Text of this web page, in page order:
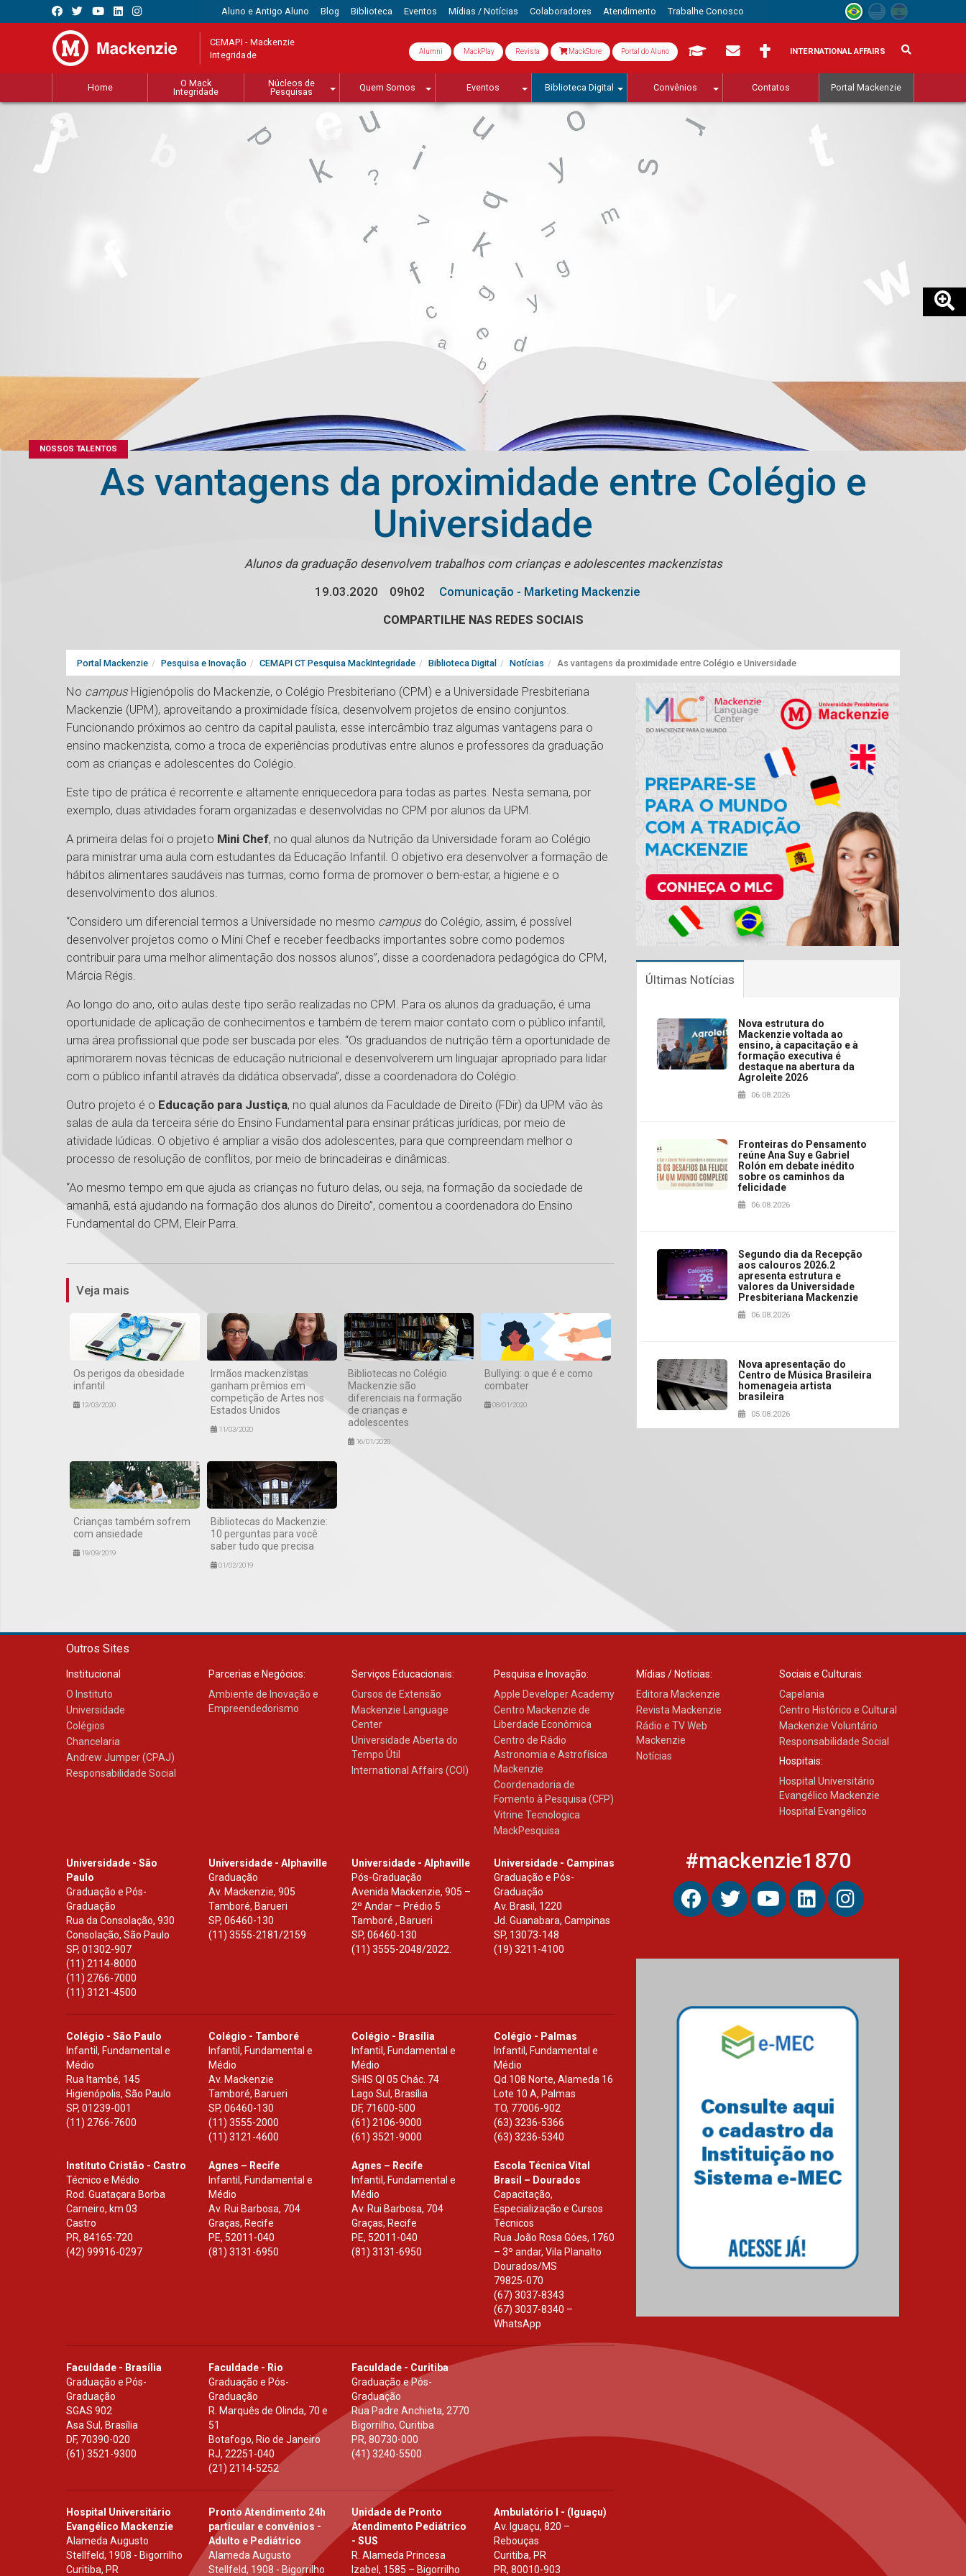
Aluno e Antigo Aluno Blog Biblioteca Eventos Mídias / Notícias Colaboradores Atendimento Trabalhe Conosco
CEMAPI - Mackenzie
Integridade Alumni MackPlay Revista MackStore Portal do Aluno INTERNATIONAL AFFAIRS
Home
O Mack
Integridade
Núcleos de
Pesquisas
Quem Somos Eventos Biblioteca Digital Convênios Contatos Portal Mackenzie
NOSSOS TALENTOS
As vantagens da proximidade entre Colégio e
Universidade
Alunos da graduação desenvolvem trabalhos com crianças e adolescentes mackenzistas
19.03.2020
09h02
Comunicação - Marketing Mackenzie
COMPARTILHE NAS REDES SOCIAIS
Portal Mackenzie Pesquisa e Inovação CEMAPI CT Pesquisa MackIntegridade Biblioteca Digital Notícias As vantagens da proximidade entre Colégio e Universidade
No campus Higienópolis do Mackenzie, o Colégio Presbiteriano (CPM) e a Universidade Presbiteriana
Mackenzie (UPM), aproveitando a proximidade física, desenvolvem projetos de ensino conjuntos.
Funcionando próximos ao centro da capital paulista, esse intercâmbio traz algumas vantagens para o
ensino mackenzista, como a troca de experiências produtivas entre alunos e professores da graduação
com as crianças e adolescentes do Colégio.
Este tipo de prática é recorrente e altamente enriquecedora para todas as partes. Nesta semana, por
exemplo, duas atividades foram organizadas e desenvolvidas no CPM por alunos da UPM.
A primeira delas foi o projeto Mini Chef, no qual alunos da Nutrição da Universidade foram ao Colégio
para ministrar uma aula com estudantes da Educação Infantil. O objetivo era desenvolver a formação de
hábitos alimentares saudáveis nas turmas, como forma de promover o bem-estar, a higiene e o
desenvolvimento dos alunos.
“Considero um diferencial termos a Universidade no mesmo campus do Colégio, assim, é possível
desenvolver projetos como o Mini Chef e receber feedbacks importantes sobre como podemos
contribuir para uma melhor alimentação dos nossos alunos”, disse a coordenadora pedagógica do CPM,
Márcia Régis.
Ao longo do ano, oito aulas deste tipo serão realizadas no CPM. Para os alunos da graduação, é uma
oportunidade de aplicação de conhecimentos e também de terem maior contato com o público infantil,
uma área profissional que pode ser buscada por eles. “Os graduandos de nutrição têm a oportunidade de
aprimorarem novas técnicas de educação nutricional e desenvolverem um linguajar apropriado para lidar
com o público infantil através da didática observada”, disse a coordenadora do Colégio.
Outro projeto é o Educação para Justiça, no qual alunos da Faculdade de Direito (FDir) da UPM vão às
salas de aula da terceira série do Ensino Fundamental para ensinar práticas jurídicas, por meio de
atividade lúdicas. O objetivo é ampliar a visão dos adolescentes, para que compreendam melhor o
processo de resolução de conflitos, por meio de brincadeiras e dinâmicas.
“Ao mesmo tempo em que ajuda as crianças no futuro delas, ou seja, na formação da sociedade de
amanhã, está ajudando na formação dos alunos do Direito”, comentou a coordenadora do Ensino
Fundamental do CPM, Eleir Parra.
Veja mais
Os perigos da obesidade
infantil
12/03/2020
Irmãos mackenzistas
ganham prêmios em
competição de Artes nos
Estados Unidos
11/03/2020
Bibliotecas no Colégio
Mackenzie são
diferenciais na formação
de crianças e
adolescentes
16/01/2020
Bullying: o que é e como
combater
08/01/2020
Crianças também sofrem
com ansiedade
19/09/2019
Bibliotecas do Mackenzie:
10 perguntas para você
saber tudo que precisa
01/02/2019
Últimas Notícias
Nova estrutura do
Mackenzie voltada ao
ensino, à capacitação e à
formação executiva é
destaque na abertura da
Agroleite 2026
06.08.2026
Fronteiras do Pensamento
reúne Ana Suy e Gabriel
Rolón em debate inédito
sobre os caminhos da
felicidade
06.08.2026
Segundo dia da Recepção
aos calouros 2026.2
apresenta estrutura e
valores da Universidade
Presbiteriana Mackenzie
06.08.2026
Nova apresentação do
Centro de Música Brasileira
homenageia artista
brasileira
05.08.2026
semestre de 2026
04.08.2026
Como o Colégio Mackenzie
Brasília prepara seus
estudantes para o PAS antes
04.08.2026
da escola
inovação e desafios da
Outros Sites
Institucional
O Instituto
Universidade
Colégios
Chancelaria
Andrew Jumper (CPAJ)
Responsabilidade Social
Parcerias e Negócios:
Ambiente de Inovação e
Empreendedorismo
Serviços Educacionais:
Cursos de Extensão
Mackenzie Language
Center
Universidade Aberta do
Tempo Útil
International Affairs (COI)
Pesquisa e Inovação:
Apple Developer Academy
Centro Mackenzie de
Liberdade Econômica
Centro de Rádio
Astronomia e Astrofísica
Mackenzie
Coordenadoria de
Fomento à Pesquisa (CFP)
Vitrine Tecnologica
MackPesquisa
Mídias / Notícias:
Editora Mackenzie
Revista Mackenzie
Rádio e TV Web
Mackenzie
Notícias
Sociais e Culturais:
Capelania
Centro Histórico e Cultural
Mackenzie Voluntário
Responsabilidade Social
Hospitais:
Hospital Universitário
Evangélico Mackenzie
Hospital Evangélico
Universidade - São
Paulo
Graduação e Pós-
Graduação
Rua da Consolação, 930
Consolação, São Paulo
SP, 01302-907
(11) 2114-8000
(11) 2766-7000
(11) 3121-4500
Universidade - Alphaville
Graduação
Av. Mackenzie, 905
Tamboré, Barueri
SP,06460-130
(11) 3555-2181/2159
Universidade - Alphaville
Pós-Graduação
Avenida Mackenzie, 905 –
2º Andar – Prédio 5
Tamboré , Barueri
SP, 06460-130
(11) 3555-2048/2022.
Universidade - Campinas
Graduação e Pós-
Graduação
Av. Brasil, 1220
Jd. Guanabara, Campinas
SP, 13073-148
(19) 3211-4100
Colégio - São Paulo
Infantil, Fundamental e
Médio
Rua Itambé, 145
Higienópolis, São Paulo
SP, 01239-001
(11) 2766-7600
Colégio - Tamboré
Infantil, Fundamental e
Médio
Av. Mackenzie
Tamboré, Barueri
SP,06460-130
(11) 3555-2000
(11) 3121-4600
Colégio - Brasília
Infantil, Fundamental e
Médio
SHIS Ql 05 Chác. 74
Lago Sul, Brasília
DF, 71600-500
(61) 2106-9000
(61) 3521-9000
Colégio - Palmas
Infantil, Fundamental e
Médio
Qd.108 Norte, Alameda 16
Lote 10 A, Palmas
TO, 77006-902
(63) 3236-5366
(63) 3236-5340
Instituto Cristão - Castro
Técnico e Médio
Rod. Guataçara Borba
Carneiro, km 03
Castro
PR, 84165-720
(42) 99916-0297
Agnes – Recife
Infantil, Fundamental e
Médio
Av. Rui Barbosa, 704
Graças, Recife
PE, 52011-040
(81) 3131-6950
Agnes – Recife
Infantil, Fundamental e
Médio
Av. Rui Barbosa, 704
Graças, Recife
PE, 52011-040
(81) 3131-6950
Escola Técnica Vital
Brasil – Dourados
Capacitação,
Especialização e Cursos
Técnicos
Rua João Rosa Góes, 1760
– 3º andar, Vila Planalto
Dourados/MS
79825-070
(67) 3037-8343
(67) 3037-8340 –
WhatsApp
Faculdade - Brasília
Graduação e Pós-
Graduação
SGAS 902
Asa Sul, Brasília
DF, 70390-020
(61) 3521-9300
Faculdade - Rio
Graduação e Pós-
Graduação
R. Marquês de Olinda, 70 e
51
Botafogo, Rio de Janeiro
RJ,22251-040
(21) 2114-5252
Faculdade - Curitiba
Graduação e Pós-
Graduação
Rua Padre Anchieta, 2770
Bigorrilho, Curitiba
PR, 80730-000
(41) 3240-5500
Hospital Universitário
Evangélico Mackenzie
Alameda Augusto
Stellfeld, 1908 - Bigorrilho
Curitiba, PR
Pronto Atendimento 24h
particular e convênios -
Adulto e Pediátrico
Alameda Augusto
Stellfeld, 1908 - Bigorrilho
Unidade de Pronto
Atendimento Pediátrico
- SUS
R. Alameda Princesa
Izabel, 1585 – Bigorrilho
Ambulatório I - (Iguaçu)
Av. Iguaçu, 820 –
Rebouças
Curitiba, PR
PR, 80010-903
#mackenzie1870